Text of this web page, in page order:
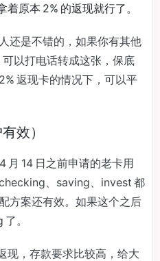
原本 2% 的返现就行了。
还是不错的，如果你有其他
以打电话转成这张，保底
返现卡的情况下，可以平
效）
月 14 日之前申请的老卡用
、saving、invest 都
方案还有效。如果这个之后
。
现，存款要求比较高，给大